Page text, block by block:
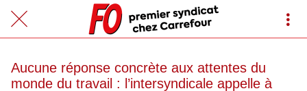
Aucune réponse concrète aux attentes du
monde du travail : l’intersyndicale appelle à